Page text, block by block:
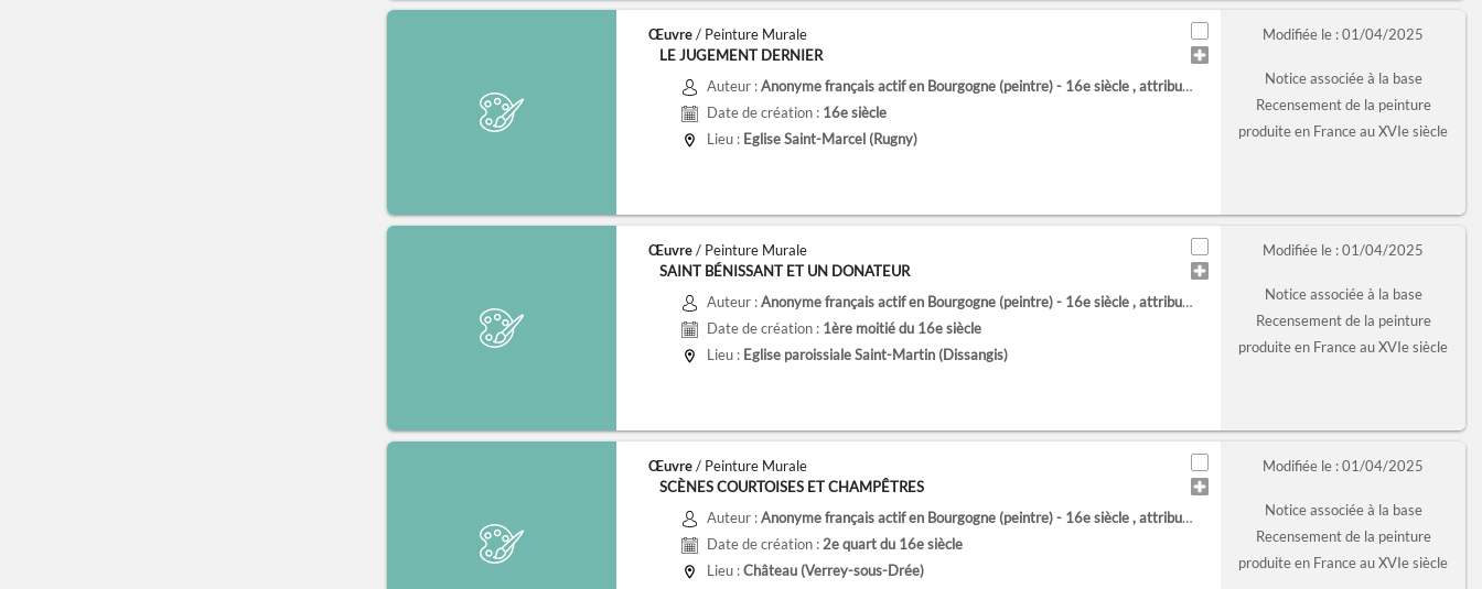
Œuvre/ Peinture Murale
LE JUGEMENT DERNIER
Auteur :Anonyme français actif en Bourgogne (peintre) - 16e siècle, attribué à
Date de création : 16e siècle
Lieu : Eglise Saint-Marcel (Rugny)
Modifiée le : 01/04/2025
Notice associée à la base
Recensement de la peinture
produite en France au XVIe siècle
Œuvre/ Peinture Murale
SAINT BÉNISSANT ET UN DONATEUR
Auteur :Anonyme français actif en Bourgogne (peintre) - 16e siècle, attribué à
Date de création : 1ère moitié du 16e siècle
Lieu : Eglise paroissiale Saint-Martin (Dissangis)
Modifiée le : 01/04/2025
Notice associée à la base
Recensement de la peinture
produite en France au XVIe siècle
Œuvre/ Peinture Murale
SCÈNES COURTOISES ET CHAMPÊTRES
Auteur :Anonyme français actif en Bourgogne (peintre) - 16e siècle, attribué à
Date de création : 2e quart du 16e siècle
Lieu :Château (Verrey-sous-Drée)
Modifiée le : 01/04/2025
Notice associée à la base
Recensement de la peinture
produite en France au XVIe siècle